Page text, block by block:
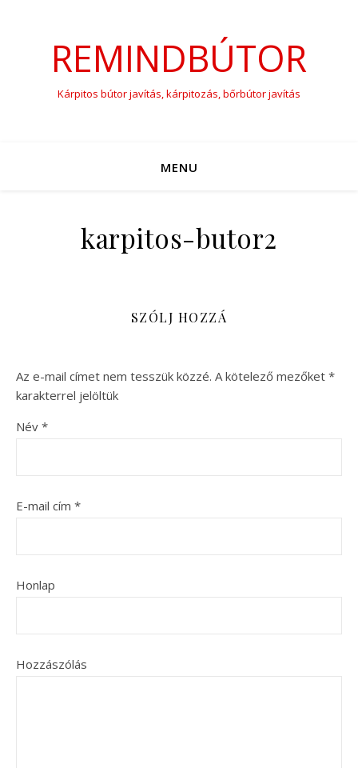
REMINDBÚTOR
Kárpitos bútor javítás, kárpitozás, bőrbútor javítás
MENU
karpitos-butor2
SZÓLJ HOZZÁ
Az e-mail címet nem tesszük közzé. A kötelező mezőket *
karakterrel jelöltük
Név *
E-mail cím *
Honlap
Hozzászólás